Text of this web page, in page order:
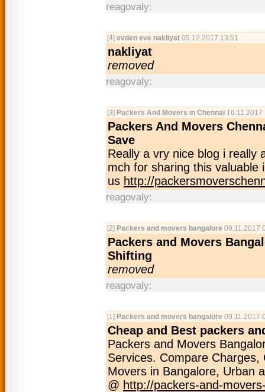
reagovaly:
[4] evden eve nakliyat 05.12.2017 13:51
nakliyat
removed
reagovaly:
[3] Packers And Movers in Chennai 16.11.2017
Packers And Movers
Save
Really a vry nice blog i really
mch for sharing this valuable
us http://
reagovaly:
[2] Packers and movers bangalore 09.11.2017
Packers and Movers
Shifting
removed
reagovaly:
[1] Packers and movers bangalore 09.11.2017
Cheap and Best packers
Packers and Movers
Services. Compare
Movers in Bangalore, Urban
@ http://packers-and-